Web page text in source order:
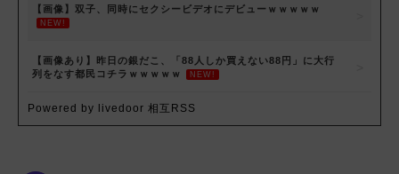
【画像】双子、同時にセクシービデオにデビューｗｗｗｗｗ
NEW!
【画像あり】昨日の銀だこ、「88人しか買えない88円」に大行
列をなす都民コチラｗｗｗｗｗ
NEW!
Powered by livedoor 相互RSS